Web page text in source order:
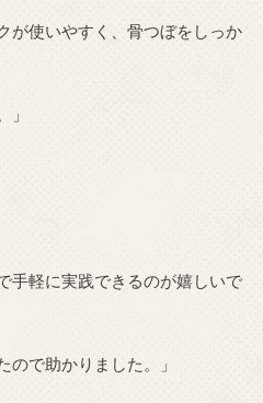
が使いやすく、骨つぼをしっか
手軽に実践できるのが嬉しいで
で助かりました。」